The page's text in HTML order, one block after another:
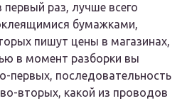
раз, лучше всего
бумажками,
пишут цены в магазинах,
в момент разборки вы
первых, последовательность
вторых, какой из проводов